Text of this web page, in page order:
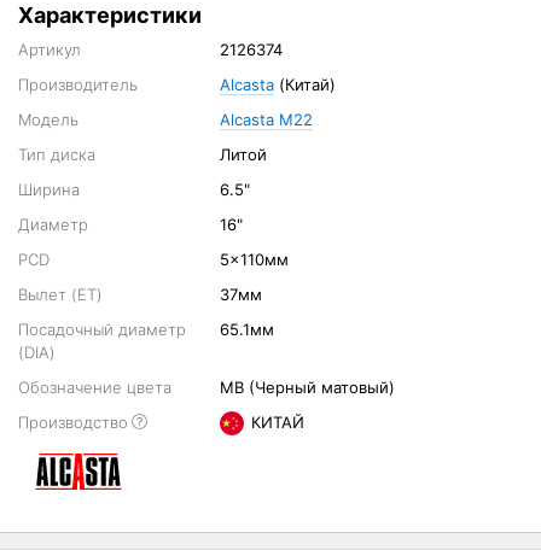
Характеристики
Артикул
2126374
Производитель
Alcasta (Китай)
Модель
Alcasta M22
Тип диска
Литой
Ширина
6.5"
Диаметр
16"
PCD
5x110мм
Вылет (ET)
37мм
Посадочный диаметр
(DIA)
65.1мм
Обозначение цвета
MB (Черный матовый)
Производство
КИТАЙ